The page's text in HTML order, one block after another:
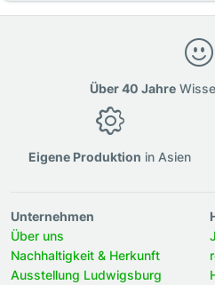
Über 40 Jahre
Eigene Produktion in Asien
Unternehmen
Über uns
Nachhaltigkeit & Herkunft
Ausstellung Ludwigsburg